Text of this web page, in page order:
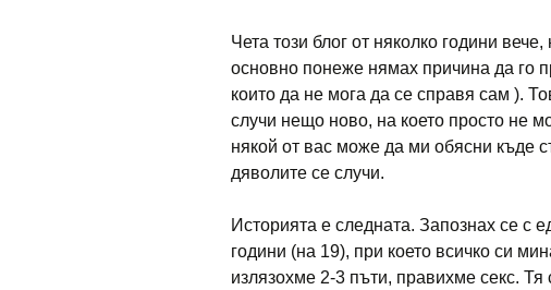
Чета този блог от няколко години
основно понеже нямах причина да го
които да не мога да се справя сам ).
случи нещо ново, на което просто не
някой от вас може да ми обясни къде
дяволите се случи.
Историята е следната. Запознах се с
години (на 19), при което всичко си
излязохме 2-3 пъти, правихме секс.